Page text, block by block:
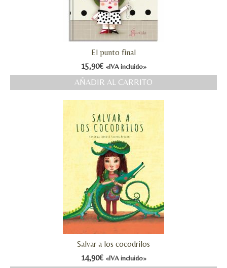
El punto final
15,90€ «IVA incluido»
AÑADIR AL CARRITO
Salvar a los cocodrilos
14,90€ «IVA incluido»